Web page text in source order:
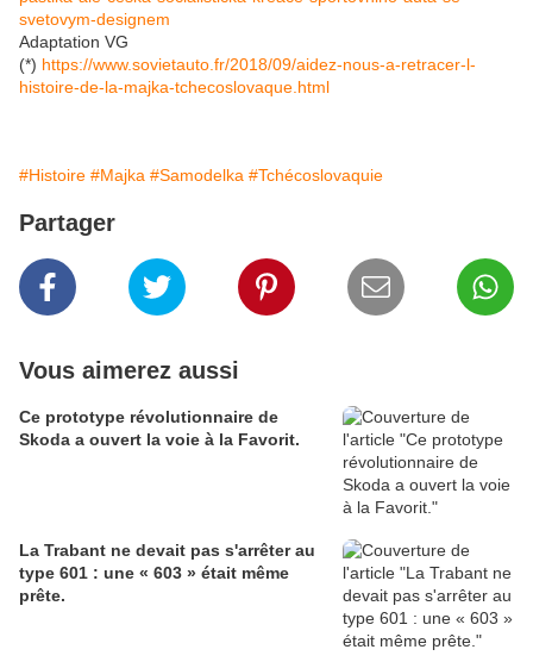
svetovym-designem
Adaptation VG
(*) https://www.sovietauto.fr/2018/09/aidez-nous-a-retracer-l-
histoire-de-la-majka-tchecoslovaque.html
#Histoire #Majka #Samodelka #Tchécoslovaquie
Partager
Vous aimerez aussi
Ce prototype révolutionnaire de
Skoda a ouvert la voie à la Favorit.
La Trabant ne devait pas s'arrêter au
type 601 : une « 603 » était même
prête.